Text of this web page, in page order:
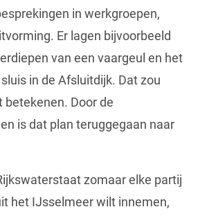
in werkgroepen,
Er lagen bijvoorbeeld
van een vaargeul en het
in de Afsluitdijk. Dat zou
betekenen. Door de
is dat plan teruggegaan naar
zomaar elke partij
het IJsselmeer wilt innemen,